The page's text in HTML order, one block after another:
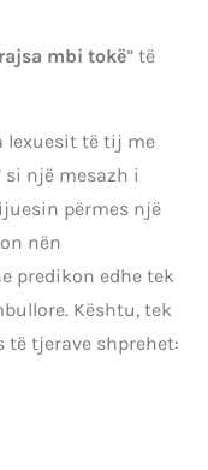
mbi tokë” të
lexuesit të tij me
si një mesazh i
përmes një
nën
predikon edhe tek
Kështu, tek
të tjerave shprehet: